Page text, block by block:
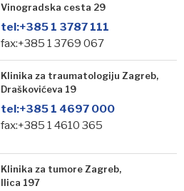
Vinogradska cesta 29
tel:+385 1 3787 111
fax:+385 1 3769 067
Klinika za traumatologiju Zagreb,
Draškovićeva 19
tel:+385 1 4697 000
fax:+385 1 4610 365
Klinika za tumore Zagreb,
Ilica 197